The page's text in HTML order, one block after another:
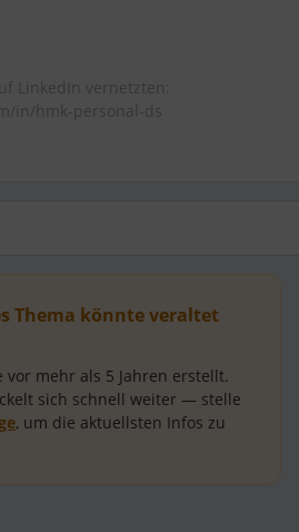
LinkedIn vernetzten:
in/hmk-personal-ds
Thema könnte veraltet
vor mehr als 5 Jahren erstellt.
sich schnell weiter — stelle
, um die aktuellsten Infos zu